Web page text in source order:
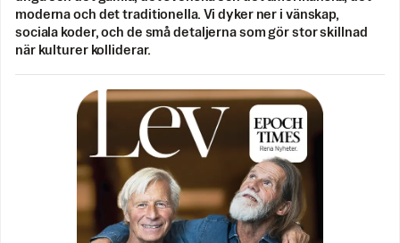
moderna och det traditionella. Vi dyker ner i vänskap,
sociala koder, och de små detaljerna som gör stor skillnad
när kulturer kolliderar.